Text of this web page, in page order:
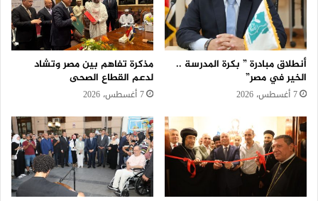
أنطلاق مبادرة ” بكرة المدرسة ..
الخير في مصر”
7 أغسطس، 2026
مذكرة تفاهم بين مصر وتشاد
لدعم القطاع الصحى
7 أغسطس، 2026